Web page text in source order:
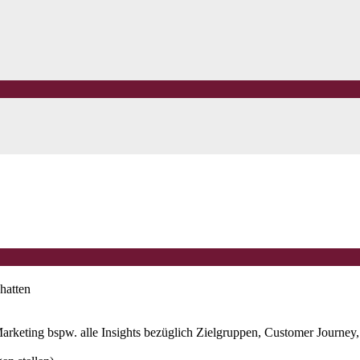
bspw. alle Insights bezüglich Zielgruppen, Customer Journey,